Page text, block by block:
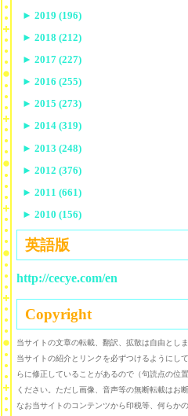
► 2019 (196)
► 2018 (212)
► 2017 (227)
► 2016 (255)
► 2015 (273)
► 2014 (319)
► 2013 (248)
► 2012 (376)
► 2011 (661)
► 2010 (156)
英語版
http://cecye.com/en
Copyright
当サイトの文章の転載、翻訳、拡散は自由とし
当サイトの紹介とリンクを必ずつけるようにし
らに修正していることがあるので（句読点の位
ください。ただし画像、音声等の無断転載はお断
なお当サイトのコンテンツから印税等、何らか